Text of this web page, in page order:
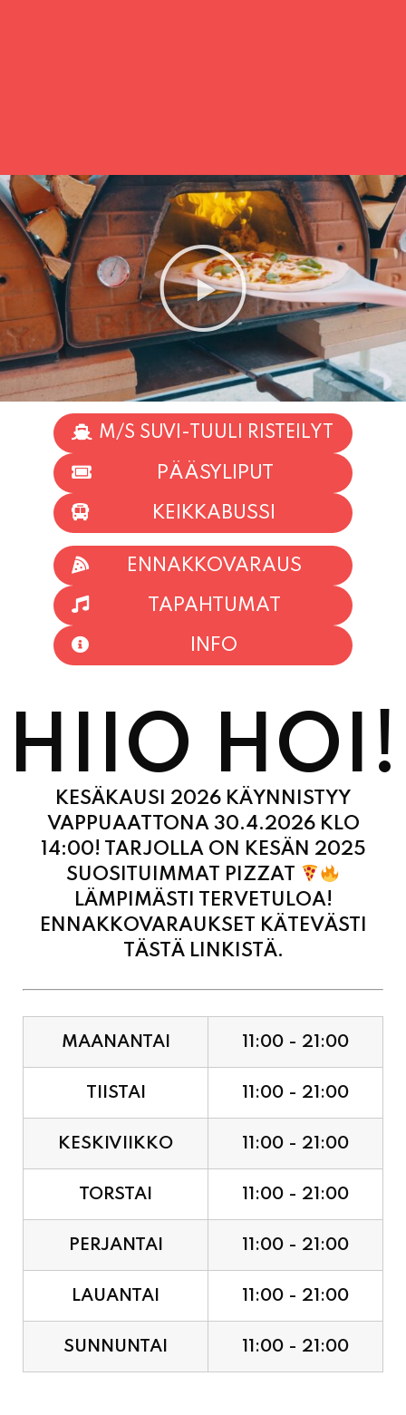
M/S SUVI-TUULI RISTEILYT
PÄÄSYLIPUT
KEIKKABUSSI
TAPAHTUMAT
INFO
HIIO HOI!
KESÄKAUSI 2026 KÄYNNISTYY
VAPPUAATTONA 30.4.2026 KLO
14:00! TARJOLLA ON KESÄN 2025
SUOSITUIMMAT PIZZAT
LÄMPIMÄSTI TERVETULOA!
ENNAKKOVARAUKSET KÄTEVÄSTI
TÄSTÄ LINKISTÄ.
TIISTAI 11:00 - 21:00
KESKIVIIKKO 11:00 - 21:00
TORSTAI 11:00 - 21:00
PERJANTAI 11:00 - 21:00
LAUANTAI 11:00 - 21:00
SUNNUNTAI 11:00 - 21:00